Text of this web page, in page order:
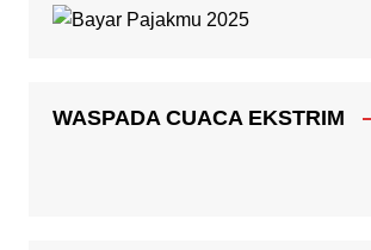
WASPADA CUACA EKSTRIM